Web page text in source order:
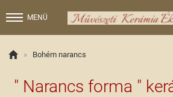
MENÜ
 » Bohém narancs
" Narancs forma "